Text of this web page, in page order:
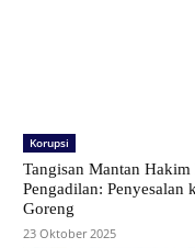
Korupsi
Tangisan Mantan
Pengadilan: Penyesalan
Goreng
23 Oktober 2025